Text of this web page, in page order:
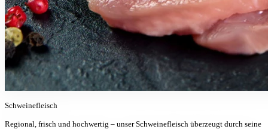
Schweinefleisch
Regional, frisch und hochwertig – unser Schweinefleisch überzeugt durch seine